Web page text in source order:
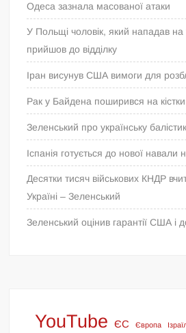
Одеса зазнала масованої атаки
У Польщі чоловік, який нападав на
прийшов до відділку
Іран висунув США вимоги для
Рак у Байдена поширився на кістки
Зеленський про українську
Іспанія готується до нової навали
Десятки тисяч військових КНДР
Україні – Зеленський
Зеленський оцінив гарантії США і
YouTube ЄС Європа